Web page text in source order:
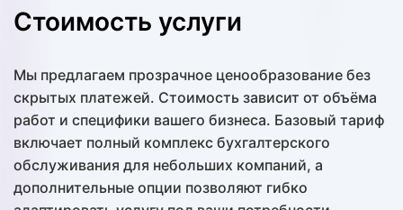
Стоимость услуги
Мы предлагаем прозрачное ценообразование без
скрытых платежей. Стоимость зависит от объёма
работ и специфики вашего бизнеса. Базовый тариф
включает полный комплекс бухгалтерского
обслуживания для небольших компаний, а
дополнительные опции позволяют гибко